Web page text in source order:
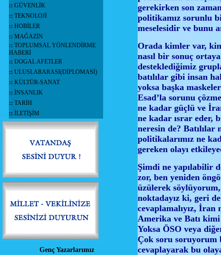
:: GÜVENLİK
:: TEKNOLOJİ
:: HOBİLER
:: MAĞAZİN
:: TOPLUMSAL YÖNLENDİRME
HABERİ
:: DOGAL AFETLER
:: ULUSLARARASI(DİPLOMASİ)
:: KÜLTÜR-SANAT
:: İNSANLIK
:: TARİH
:: İLETİŞİM
Genç Yazarlarımız
gerekirken son
politikamız sorunlu
meselesidir ve bunu
Orada kimler var,
nasıl bir sonuç
desteklediğimiz
batılılar gibi insan
yoksa başka
Esad’la sorunu
ne kadar güçlü ve
ne kadar ısrar eder,
neresin de? Batılılar
politikalarımız ne
gereken olayı
Şimdi ne yapılabilir
zor, ben yeniden
üzülerek
noktadayız ki, geri
cevaplamalıyız,
Amerika ve Batı
Yoksa ÖSO veya
Çok soru soruyorum
cevaplayarak bu